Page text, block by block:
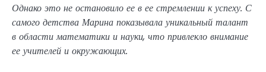
Однако это не остановило ее в ее стремлении к успеху. С
самого детства Марина показывала уникальный талант
в области математики и науки, что привлекло внимание
ее учителей и окружающих.